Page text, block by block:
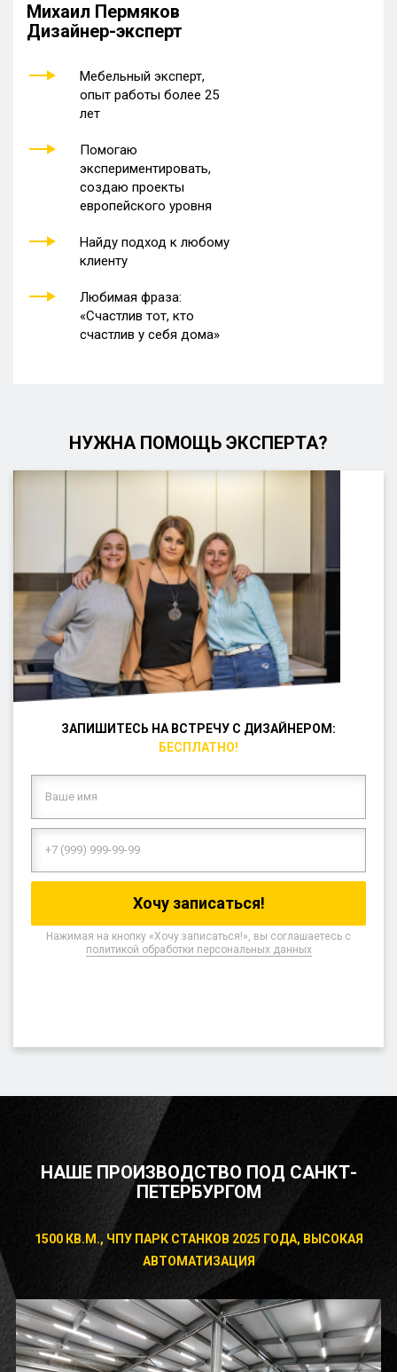
Михаил Пермяков
Дизайнер-эксперт
Мебельный эксперт,
опыт работы более 25
лет
Помогаю
экспериментировать,
создаю проекты
европейского уровня
Найду подход к любому
клиенту
Любимая фраза:
«Счастлив тот, кто
счастлив у себя дома»
НУЖНА ПОМОЩЬ ЭКСПЕРТА?
ЗАПИШИТЕСЬ НА ВСТРЕЧУ С ДИЗАЙНЕРОМ:
БЕСПЛАТНО!
Нажимая на кнопку «Хочу записаться!», вы соглашаетесь с
политикой обработки персональных данных
НАШЕ ПРОИЗВОДСТВО ПОД САНКТ-
ПЕТЕРБУРГОМ
1500 КВ.М., ЧПУ ПАРК СТАНКОВ 2025 ГОДА, ВЫСОКАЯ
АВТОМАТИЗАЦИЯ